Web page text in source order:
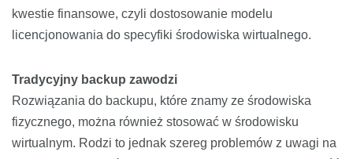
kwestie finansowe, czyli dostosowanie modelu
licencjonowania do specyfiki środowiska wirtualnego.
Tradycyjny backup zawodzi
Rozwiązania do backupu, które znamy ze środowiska
fizycznego, można również stosować w środowisku
wirtualnym. Rodzi to jednak szereg problemów z uwagi na